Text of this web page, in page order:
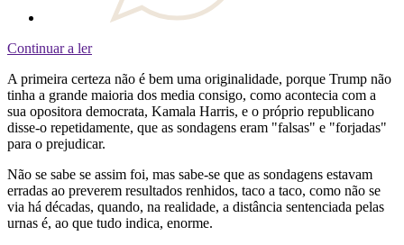
Continuar a ler
A primeira certeza não é bem uma originalidade, porque Trump não
tinha a grande maioria dos media consigo, como acontecia com a
sua opositora democrata, Kamala Harris, e o próprio republicano
disse-o repetidamente, que as sondagens eram "falsas" e "forjadas"
para o prejudicar.
Não se sabe se assim foi, mas sabe-se que as sondagens estavam
erradas ao preverem resultados renhidos, taco a taco, como não se
via há décadas, quando, na realidade, a distância sentenciada pelas
urnas é, ao que tudo indica, enorme.